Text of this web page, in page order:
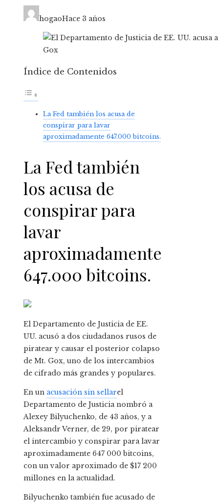
hogaoHace 3 años
Índice de Contenidos
La Fed también los acusa de
conspirar para lavar
aproximadamente 647.000 bitcoins.
La Fed también
los acusa de
conspirar para
lavar
aproximadamente
647.000 bitcoins.
El Departamento de Justicia de EE.
UU. acusó a dos ciudadanos rusos de
piratear y causar el posterior colapso
de Mt. Gox, uno de los intercambios
de cifrado más grandes y populares.
En un acusación sin sellarel
Departamento de Justicia nombró a
Alexey Bilyuchenko, de 43 años, y a
Aleksandr Verner, de 29, por piratear
el intercambio y conspirar para lavar
aproximadamente 647 000 bitcoins,
con un valor aproximado de $17 200
millones en la actualidad.
Bilyuchenko también fue acusado de